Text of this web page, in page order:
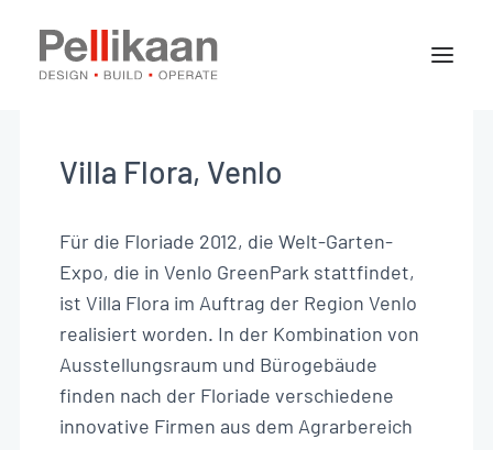
Spezialisierungen
News
Kontakt
DE
Villa Flora, Venlo
Für die Floriade 2012, die Welt-Garten-
Expo, die in Venlo GreenPark stattfindet,
ist Villa Flora im Auftrag der Region Venlo
realisiert worden. In der Kombination von
Ausstellungsraum und Bürogebäude
finden nach der Floriade verschiedene
innovative Firmen aus dem Agrarbereich